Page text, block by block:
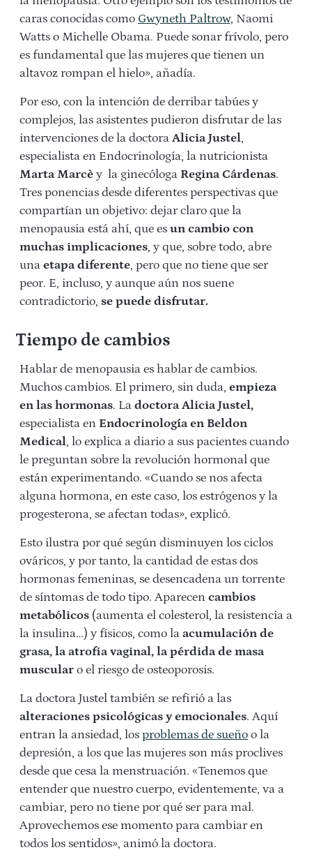
caras conocidas como Gwyneth Paltrow, Naomi
Watts o Michelle Obama. Puede sonar frívolo, pero
es fundamental que las mujeres que tienen un
altavoz rompan el hielo», añadía.
Por eso, con la intención de derribar tabúes y
complejos, las asistentes pudieron disfrutar de las
intervenciones de la doctora Alicia Justel,
especialista en Endocrinología, la nutricionista
Marta Marcè y la ginecóloga Regina Cárdenas.
Tres ponencias desde diferentes perspectivas que
compartían un objetivo: dejar claro que la
menopausia está ahí, que es un cambio con
muchas implicaciones, y que, sobre todo, abre
una etapa diferente, pero que no tiene que ser
peor. E, incluso, y aunque aún nos suene
contradictorio, se puede disfrutar.
Tiempo de cambios
Hablar de menopausia es hablar de cambios.
Muchos cambios. El primero, sin duda, empieza
en las hormonas. La doctora Alicia Justel,
especialista en Endocrinología en Beldon
Medical, lo explica a diario a sus pacientes cuando
le preguntan sobre la revolución hormonal que
están experimentando. «Cuando se nos afecta
alguna hormona, en este caso, los estrógenos y la
progesterona, se afectan todas», explicó.
Esto ilustra por qué según disminuyen los ciclos
ováricos, y por tanto, la cantidad de estas dos
hormonas femeninas, se desencadena un torrente
de síntomas de todo tipo. Aparecen cambios
metabólicos (aumenta el colesterol, la resistencia a
la insulina…) y físicos, como la acumulación de
grasa, la atrofia vaginal, la pérdida de masa
muscular o el riesgo de osteoporosis.
La doctora Justel también se refirió a las
alteraciones psicológicas y emocionales. Aquí
entran la ansiedad, los problemas de sueño o la
depresión, a los que las mujeres son más proclives
desde que cesa la menstruación. «Tenemos que
entender que nuestro cuerpo, evidentemente, va a
cambiar, pero no tiene por qué ser para mal.
Aprovechemos ese momento para cambiar en
todos los sentidos», animó la doctora.